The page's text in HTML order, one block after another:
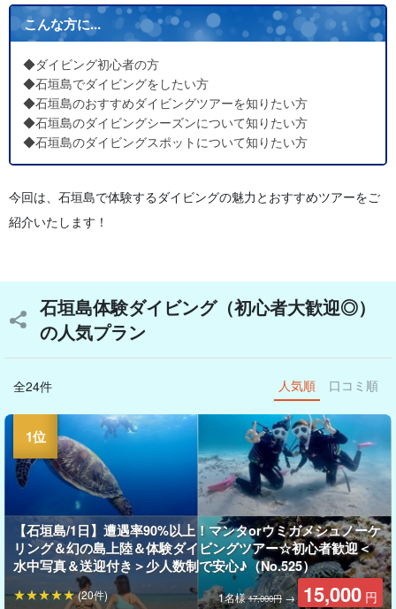
こんな方に...
◆ダイビング初心者の方
◆石垣島でダイビングをしたい方
◆石垣島のおすすめダイビングツアーを知りたい方
◆石垣島のダイビングシーズンについて知りたい方
◆石垣島のダイビングスポットについて知りたい方
今回は、石垣島で体験するダイビングの魅力とおすすめツアーをご
紹介いたします！
石垣島体験ダイビング（初心者大歓迎◎）
の人気プラン
全24件 人気順 口コミ順
【石垣島/1日】遭遇率90%以上！マンタorウミガメシュノーケ
リング＆幻の島上陸＆体験ダイビングツアー☆初心者歓迎＜
水中写真＆送迎付き＞少人数制で安心♪（No.525）
1名様17,000円→ 15,000 円
(20件)